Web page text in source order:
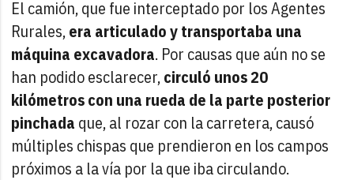
El camión, que fue interceptado por los Agentes
Rurales,era articulado y transportaba una
máquina excavadora. Por causas que aún no se
han podido esclarecer,circuló unos 20
kilómetros con una rueda de la parte posterior
pinchada que, al rozar con la carretera, causó
múltiples chispas que prendieron en los campos
próximos a la vía por la que iba circulando.